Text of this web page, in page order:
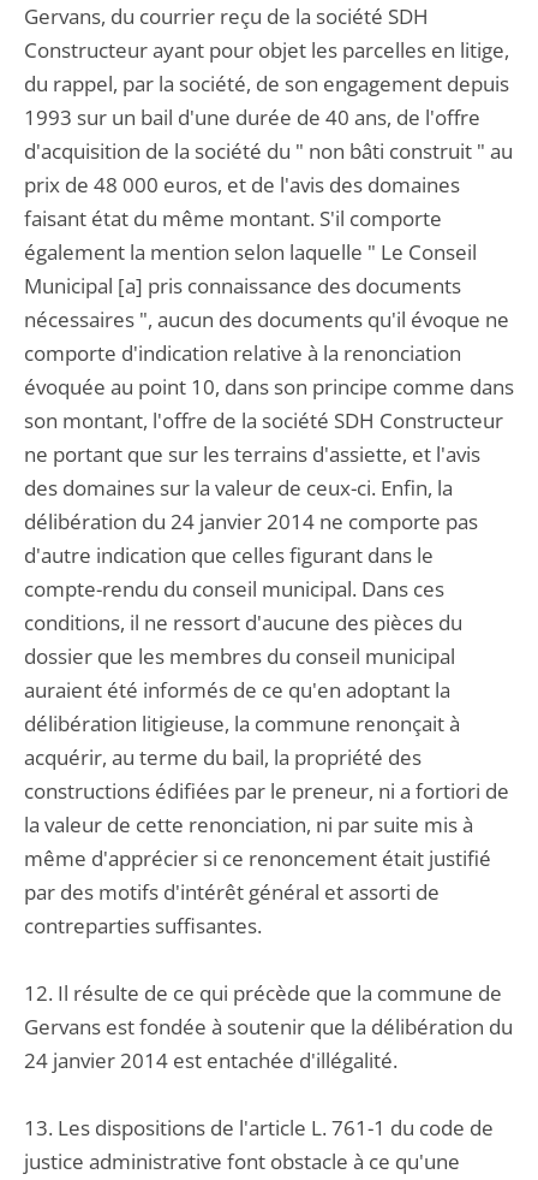
Gervans, du courrier reçu de la société SDH
Constructeur ayant pour objet les parcelles en litige,
du rappel, par la société, de son engagement depuis
1993 sur un bail d'une durée de 40 ans, de l'offre
d'acquisition de la société du " non bâti construit " au
prix de 48 000 euros, et de l'avis des domaines
faisant état du même montant. S'il comporte
également la mention selon laquelle " Le Conseil
Municipal [a] pris connaissance des documents
nécessaires ", aucun des documents qu'il évoque ne
comporte d'indication relative à la renonciation
évoquée au point 10, dans son principe comme dans
son montant, l'offre de la société SDH Constructeur
ne portant que sur les terrains d'assiette, et l'avis
des domaines sur la valeur de ceux-ci. Enfin, la
délibération du 24 janvier 2014 ne comporte pas
d'autre indication que celles figurant dans le
compte-rendu du conseil municipal. Dans ces
conditions, il ne ressort d'aucune des pièces du
dossier que les membres du conseil municipal
auraient été informés de ce qu'en adoptant la
délibération litigieuse, la commune renonçait à
acquérir, au terme du bail, la propriété des
constructions édifiées par le preneur, ni a fortiori de
la valeur de cette renonciation, ni par suite mis à
même d'apprécier si ce renoncement était justifié
par des motifs d'intérêt général et assorti de
contreparties suffisantes.
12. Il résulte de ce qui précède que la commune de
Gervans est fondée à soutenir que la délibération du
24 janvier 2014 est entachée d'illégalité.
13. Les dispositions de l'article L. 761-1 du code de
justice administrative font obstacle à ce qu'une